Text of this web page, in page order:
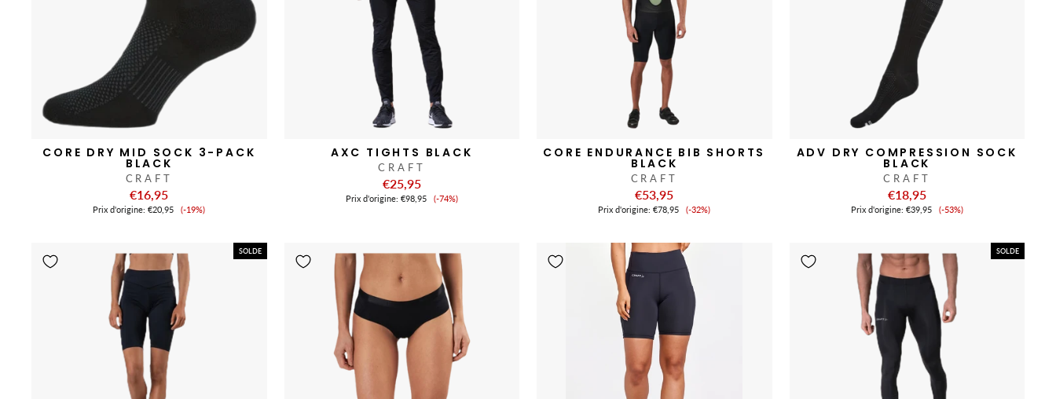
CORE DRY MID SOCK 3-PACK
BLACK
CRAFT
€16,95
Prix ​​d'origine:€20,95
Prix
(-19%)
AXC TIGHTS BLACK
CRAFT
€25,95
Prix ​​d'origine: €98,95
Prix
(-74%)
CORE ENDURANCE BIB SHORTS
BLACK
CRAFT
€53,95
Prix ​​d'origine:€78,95
Prix
(-32%)
ADV DRY COMPRESSION SOCK
BLACK
CRAFT
€18,95
Prix ​​d'origine: €39,95
Prix
(-53%)
SOLDE SOLDE